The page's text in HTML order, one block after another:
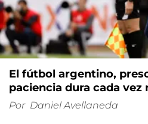
El fútbol argentino,
paciencia dura cada vez
Por Daniel Avellaneda